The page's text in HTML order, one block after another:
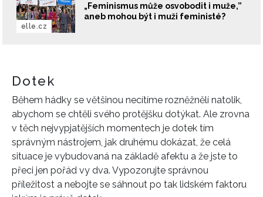
„Feminismus může osvobodit i muže,”
aneb mohou být i muži feministé?
elle.cz
Dotek
Během hádky se většinou necítíme rozněžnělí natolik,
abychom se chtěli svého protějšku dotýkat. Ale zrovna
v těch nejvypjatějších momentech je dotek tím
správným nástrojem, jak druhému dokázat, že celá
situace je vybudovaná na základě afektu a že jste to
přeci jen pořád vy dva. Vypozorujte správnou
příležitost a nebojte se sáhnout po tak lidském faktoru